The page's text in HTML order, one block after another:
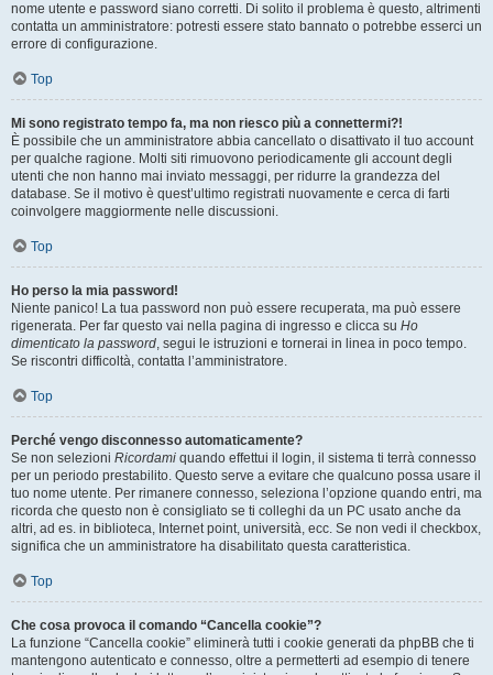
nome utente e password siano corretti. Di solito il problema è questo, altrimenti
contatta un amministratore: potresti essere stato bannato o potrebbe esserci un
errore di configurazione.
Top
Mi sono registrato tempo fa, ma non riesco più a connettermi?!
È possibile che un amministratore abbia cancellato o disattivato il tuo account
per qualche ragione. Molti siti rimuovono periodicamente gli account degli
utenti che non hanno mai inviato messaggi, per ridurre la grandezza del
database. Se il motivo è quest’ultimo registrati nuovamente e cerca di farti
coinvolgere maggiormente nelle discussioni.
Top
Ho perso la mia password!
Niente panico! La tua password non può essere recuperata, ma può essere
rigenerata. Per far questo vai nella pagina di ingresso e clicca su Ho
dimenticato la password, segui le istruzioni e tornerai in linea in poco tempo.
Se riscontri difficoltà, contatta l’amministratore.
Top
Perché vengo disconnesso automaticamente?
Se non selezioni Ricordami quando effettui il login, il sistema ti terrà connesso
per un periodo prestabilito. Questo serve a evitare che qualcuno possa usare il
tuo nome utente. Per rimanere connesso, seleziona l’opzione quando entri, ma
ricorda che questo non è consigliato se ti colleghi da un PC usato anche da
altri, ad es. in biblioteca, Internet point, università, ecc. Se non vedi il checkbox,
significa che un amministratore ha disabilitato questa caratteristica.
Top
Che cosa provoca il comando “Cancella cookie”?
La funzione “Cancella cookie” eliminerà tutti i cookie generati da phpBB che ti
mantengono autenticato e connesso, oltre a permetterti ad esempio di tenere